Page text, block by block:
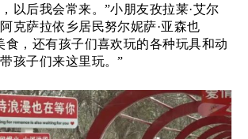
以后我会常来。”小朋友孜拉莱·艾尔
克萨拉依乡居民努尔妮萨·亚森也
食，还有孩子们喜欢玩的各种玩具和动
孩子们来这里玩。”